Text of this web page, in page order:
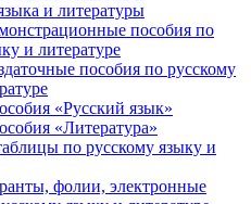
и литературы
пособия по
и литературе
пособия по русскому
«Русский язык»
«Литература»
по русскому языку и
фолии, электронные